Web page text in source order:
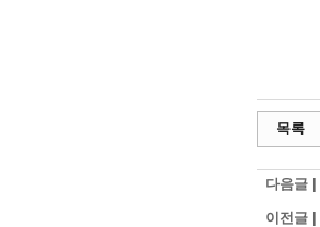
목록
다음글 |
이전글 |